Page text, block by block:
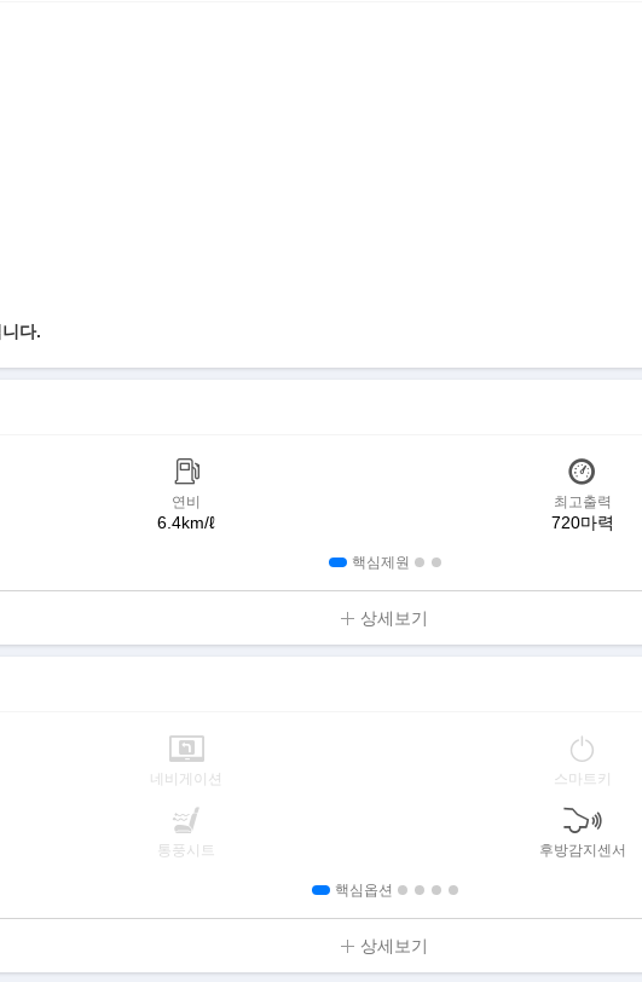
다.
연비
6.4km/ℓ
최고출력
720마력
핵심제원
상세보기
네비게이션 스마트키
통풍시트 후방감지센서
핵심옵션
상세보기